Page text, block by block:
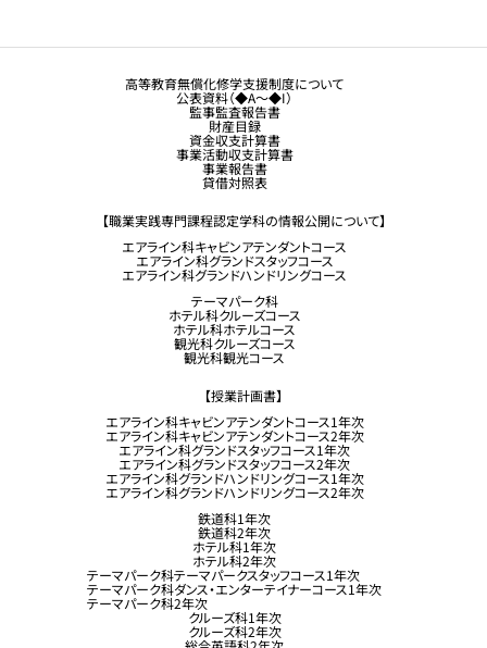
高等教育無償化修学支援制度について
公表資料（◆A～◆I）
監事監査報告書
財産目録
資金収支計算書
事業活動収支計算書
事業報告書
貸借対照表
【職業実践専門課程認定学科の情報公開について】
エアライン科キャビンアテンダントコース
エアライン科グランドスタッフコース
エアライン科グランドハンドリングコース
テーマパーク科
ホテル科クルーズコース
ホテル科ホテルコース
観光科クルーズコース
観光科観光コース
【授業計画書】
エアライン科キャビンアテンダントコース1年次
エアライン科キャビンアテンダントコース2年次
エアライン科グランドスタッフコース1年次
エアライン科グランドスタッフコース2年次
エアライン科グランドハンドリングコース1年次
エアライン科グランドハンドリングコース2年次
鉄道科1年次
鉄道科2年次
ホテル科1年次
ホテル科2年次
テーマパーク科テーマパークスタッフコース1年次
テーマパーク科ダンス・エンターテイナーコース1年次
テーマパーク科2年次
クルーズ科1年次
クルーズ科2年次